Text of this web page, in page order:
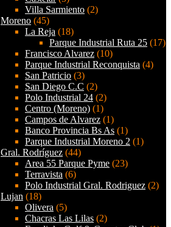
Villa Sarmiento (2)
Moreno (45)
La Reja (18)
Parque Industrial Ruta 25 (17)
Francisco Alvarez (10)
Parque Industrial Reconquista (4)
San Patricio (3)
San Diego C.C (2)
Polo Industrial 24 (2)
Centro (Moreno) (1)
Campos de Alvarez (1)
Banco Provincia Bs As (1)
Parque Industrial Moreno 2 (1)
Gral. Rodríguez (44)
Area 55 Parque Pyme (23)
Terravista (6)
Polo Industrial Gral. Rodriguez (2)
Lujan (18)
Olivera (5)
Chacras Las Lilas (2)